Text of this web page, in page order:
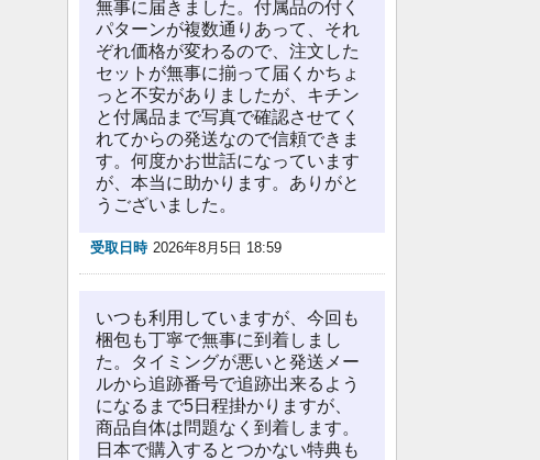
無事に届きました。付属品の付く
パターンが複数通りあって、それ
ぞれ価格が変わるので、注文した
セットが無事に揃って届くかちょ
っと不安がありましたが、キチン
と付属品まで写真で確認させてく
れてからの発送なので信頼できま
す。何度かお世話になっています
が、本当に助かります。ありがと
うございました。
受取日時 2026年8月5日 18:59
いつも利用していますが、今回も
梱包も丁寧で無事に到着しまし
た。タイミングが悪いと発送メー
ルから追跡番号で追跡出来るよう
になるまで5日程掛かりますが、
商品自体は問題なく到着します。
日本で購入するとつかない特典も